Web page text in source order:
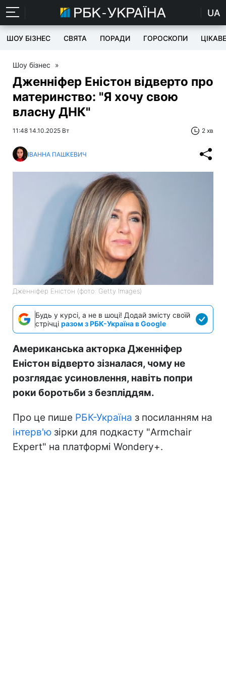
UA
ШОУ БІЗНЕС СВЯТА ПОРАДИ ГОРОСКОПИ ЦІКАВЕ
Шоу бізнес »
Дженніфер Еністон відверто про
материнство: "Я хочу свою
власну ДНК"
11:48 14.10.2025 Вт 2 хв
ІВАННА ПАШКЕВИЧ
Дженніфер Еністон (фото: Getty Images)
Будь у курсі, а не в шоці! Додай змісту своїй
стрічці разом з РБК-Україна в Google
Американська акторка Дженніфер
Еністон відверто зізналася, чому не
розглядає усиновлення, навіть попри
роки боротьби з безпліддям.
Про це пише РБК-Україна з посиланням на
інтерв'ю зірки для подкасту "Armchair
Expert" на платформі Wondery+.